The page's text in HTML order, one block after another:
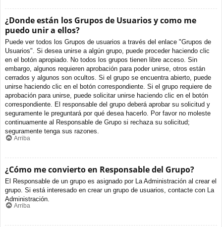
¿Donde están los Grupos de Usuarios y como me
puedo unir a ellos?
Puede ver todos los Grupos de usuarios a través del enlace "Grupos de
Usuarios". Si desea unirse a algún grupo, puede proceder haciendo clic
en el botón apropiado. No todos los grupos tienen libre acceso. Sin
embargo, algunos requieren aprobación para poder unirse, otros están
cerrados y algunos son ocultos. Si el grupo se encuentra abierto, puede
unirse haciendo clic en el botón correspondiente. Si el grupo requiere de
aprobación para unirse, puede solicitar unirse haciendo clic en el botón
correspondiente. El responsable del grupo deberá aprobar su solicitud y
seguramente le preguntará por qué desea hacerlo. Por favor no moleste
continuamente al Responsable de Grupo si rechaza su solicitud;
seguramente tenga sus razones.
Arriba
¿Cómo me convierto en Responsable del Grupo?
El Responsable de un grupo es asignado por La Administración al crear el
grupo. Si está interesado en crear un grupo de usuarios, contacte con La
Administración.
Arriba